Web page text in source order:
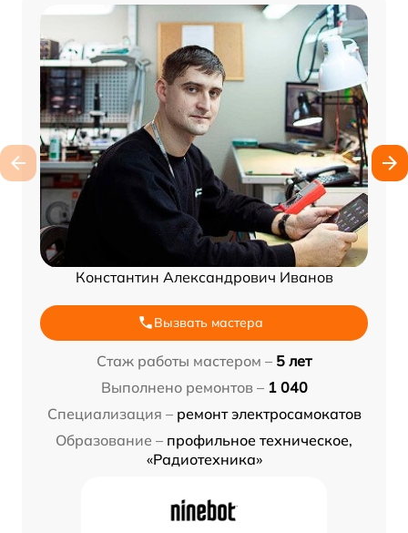
Константин Александрович Иванов
Вызвать мастера
Стаж работы мастером – 5 лет
Выполнено ремонтов – 1 040
Специализация – ремонт электросамокатов
Образование – профильное техническое,
«Радиотехника»